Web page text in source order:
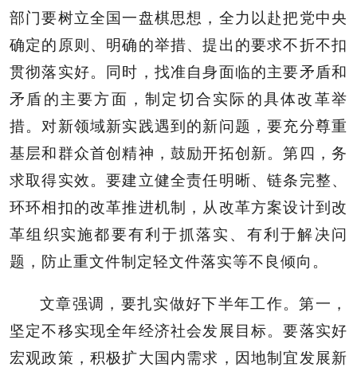
部门要树立全国一盘棋思想，全力以赴把党中央
确定的原则、明确的举措、提出的要求不折不扣
贯彻落实好。同时，找准自身面临的主要矛盾和
矛盾的主要方面，制定切合实际的具体改革举
措。对新领域新实践遇到的新问题，要充分尊重
基层和群众首创精神，鼓励开拓创新。第四，务
求取得实效。要建立健全责任明晰、链条完整、
环环相扣的改革推进机制，从改革方案设计到改
革组织实施都要有利于抓落实、有利于解决问
题，防止重文件制定轻文件落实等不良倾向。
文章强调，要扎实做好下半年工作。第一，
坚定不移实现全年经济社会发展目标。要落实好
宏观政策，积极扩大国内需求，因地制宜发展新